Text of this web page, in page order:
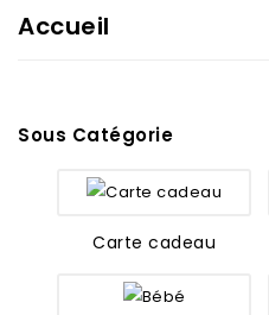
Accueil
Sous Catégorie
Carte cadeau